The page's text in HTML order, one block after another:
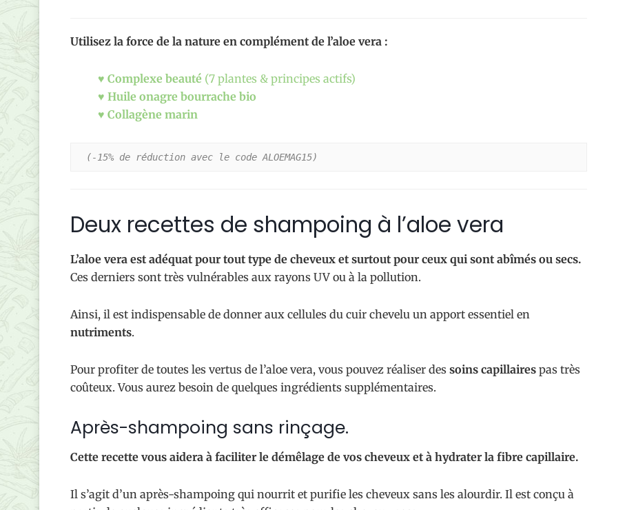
Utilisez la force de la nature en complément de l’aloe vera :
♥ Complexe beauté (7 plantes & principes actifs)
♥ Huile onagre bourrache bio
♥ Collagène marin
(-15% de réduction avec le code ALOEMAG15)
Deux recettes de shampoing à l’aloe vera
L’aloe vera est adéquat pour tout type de cheveux et surtout pour ceux qui sont abîmés ou secs.
Ces derniers sont très vulnérables aux rayons UV ou à la pollution.
Ainsi, il est indispensable de donner aux cellules du cuir chevelu un apport essentiel en
nutriments.
Pour profiter de toutes les vertus de l’aloe vera, vous pouvez réaliser des soins capillaires pas très
coûteux. Vous aurez besoin de quelques ingrédients supplémentaires.
Après-shampoing sans rinçage.
Cette recette vous aidera à faciliter le démêlage de vos cheveux et à hydrater la fibre capillaire.
Il s’agit d’un après-shampoing qui nourrit et purifie les cheveux sans les alourdir. Il est conçu à